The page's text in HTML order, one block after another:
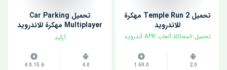
تحميل Temple Run 2 مهكرة
للاندرويد
تحميل المحاكاة ألعاب APK أندرويد
2.0
1.69.0
تحميل Car Parking
Multiplayer مهكرة للاندرويد
اخر اصدار
آركيد
4.0
4.8.15.6